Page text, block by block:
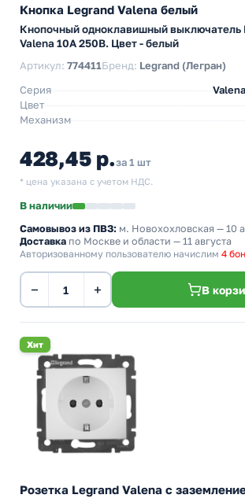
Кнопка Legrand Valena белый
Кнопочный одноклавишный выключатель
Valena 10А 250В. Цвет - белый
Артикул: 774411Бренд: Legrand (Легран)
Серия
Цвет
Механизм
428,45 р.за 1 шт
* цена указана с учетом НДС.
В наличии
Самовывоз из ПВЗ: м. Новохохловская — 10
Доставка по Москве и области — 11 августа
Авторизованному пользователю начислим 4
− + В
Хит
Розетка Legrand Valena с